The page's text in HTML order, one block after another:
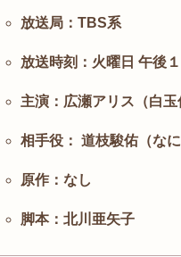
放送局：TBS系
放送時刻：火曜日 午後
主演：広瀬アリス（白
相手役： 道枝駿佑（な
原作：なし
脚本：北川亜矢子